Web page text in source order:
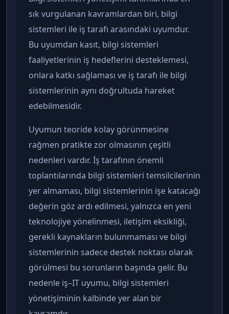
sık vurgulanan kavramlardan biri, bilgi
sistemleri ile iş tarafı arasındaki uyumdur.
Bu uyumdan kasıt, bilgi sistemleri
faaliyetlerinin iş hedeflerini desteklemesi,
onlara katkı sağlaması ve iş tarafı ile bilgi
sistemlerinin aynı doğrultuda hareket
edebilmesidir.
Uyumun teoride kolay görünmesine
rağmen pratikte zor olmasının çeşitli
nedenleri vardır. İş tarafının önemli
toplantılarında bilgi sistemleri temsilcilerinin
yer almaması, bilgi sistemlerinin işe katacağı
değerin göz ardı edilmesi, yalnızca en yeni
teknolojiye yönelinmesi, iletişim eksikliği,
gerekli kaynakların bulunmaması ve bilgi
sistemlerinin sadece destek noktası olarak
görülmesi bu sorunların başında gelir. Bu
nedenle iş–IT uyumu, bilgi sistemleri
yönetişiminin kalbinde yer alan bir